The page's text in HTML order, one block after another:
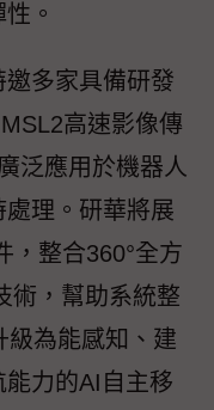
。
多家具備研發
高速影像傳
泛應用於機器人
理。研華將展
，整合360°全方
術，幫助系統整
級為能感知、建
力的AI自主移